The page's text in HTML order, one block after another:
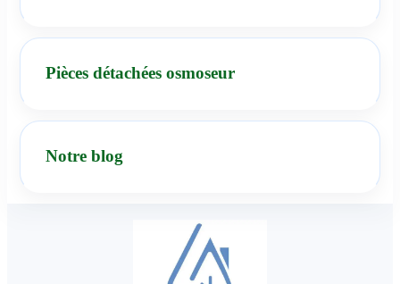
Pièces détachées osmoseur
Notre blog